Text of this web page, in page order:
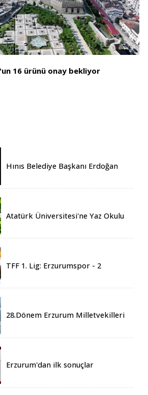
16 ürünü onay bekliyor
Hınıs Belediye Başkanı Erdoğan
Atatürk Üniversitesi'ne Yaz Okulu
TFF 1. Lig: Erzurumspor - 2
28.Dönem Erzurum Milletvekilleri
Erzurum'dan ilk sonuçlar